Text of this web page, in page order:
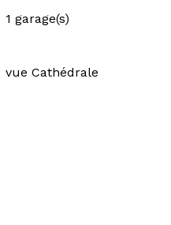
1 garage(s)
vue Cathédrale